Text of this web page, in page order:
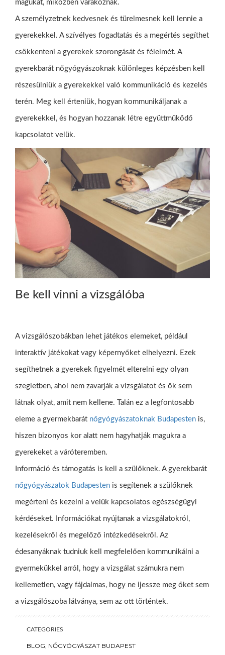
magukat, miközben várakoznak.
A személyzetnek kedvesnek és türelmesnek kell lennie a
gyerekekkel. A szívélyes fogadtatás és a megértés segíthet
csökkenteni a gyerekek szorongását és félelmét. A
gyerekbarát nőgyógyászoknak különleges képzésben kell
részesülniük a gyerekekkel való kommunikáció és kezelés
terén. Meg kell érteniük, hogyan kommunikáljanak a
gyerekekkel, és hogyan hozzanak létre együttműködő
kapcsolatot velük.
Be kell vinni a vizsgálóba
A vizsgálószobákban lehet játékos elemeket, például
interaktív játékokat vagy képernyőket elhelyezni. Ezek
segíthetnek a gyerekek figyelmét elterelni egy olyan
szegletben, ahol nem zavarják a vizsgálatot és ők sem
látnak olyat, amit nem kellene. Talán ez a legfontosabb
eleme a gyermekbarát nőgyógyászatoknak Budapesten is,
hiszen bizonyos kor alatt nem hagyhatják magukra a
gyerekeket a váróteremben.
Információ és támogatás is kell a szülőknek. A gyerekbarát
nőgyógyászatok Budapesten is segítenek a szülőknek
megérteni és kezelni a velük kapcsolatos egészségügyi
kérdéseket. Információkat nyújtanak a vizsgálatokról,
kezelésekről és megelőző intézkedésekről. Az
édesanyáknak tudniuk kell megfelelően kommunikálni a
gyermekükkel arról, hogy a vizsgálat számukra nem
kellemetlen, vagy fájdalmas, hogy ne ijessze meg őket sem
a vizsgálószoba látványa, sem az ott történtek.
CATEGORIES
BLOG NŐGYÓGYÁSZAT BUDAPEST